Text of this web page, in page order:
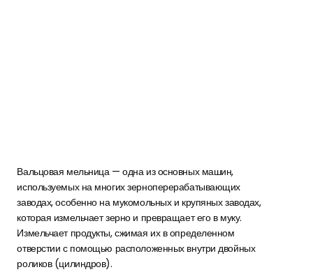
Вальцовая мельница — одна из основных машин,
используемых на многих зерноперерабатывающих
заводах, особенно на мукомольных и крупяных заводах,
которая измельчает зерно и превращает его в муку.
Измельчает продукты, сжимая их в определенном
отверстии с помощью расположенных внутри двойных
роликов (цилиндров).